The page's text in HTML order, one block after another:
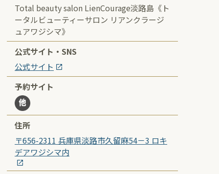
Total beauty salon LienCourage淡路島《ト
ータルビューティーサロン リアンクラージ
ュアワジシマ》
公式サイト・SNS
公式サイト
予約サイト
住所
〒656-2311 兵庫県淡路市久留麻54－3 ロキ
デアワジシマ内